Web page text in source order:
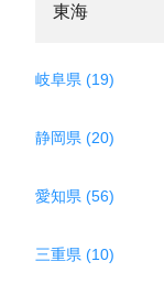
東海
岐阜県 (19)
静岡県 (20)
愛知県 (56)
三重県 (10)